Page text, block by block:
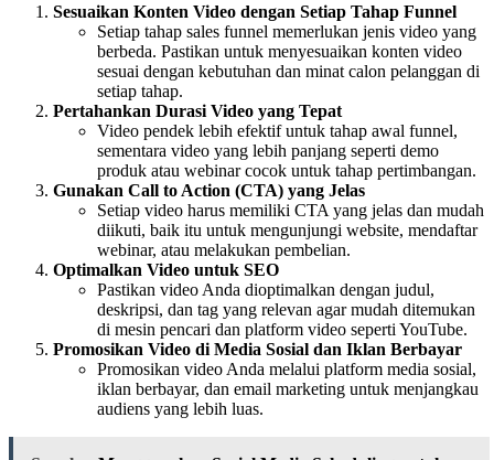
Sesuaikan Konten Video dengan Setiap Tahap Funnel
Setiap tahap sales funnel memerlukan jenis video yang
berbeda. Pastikan untuk menyesuaikan konten video
sesuai dengan kebutuhan dan minat calon pelanggan di
setiap tahap.
Pertahankan Durasi Video yang Tepat
Video pendek lebih efektif untuk tahap awal funnel,
sementara video yang lebih panjang seperti demo
produk atau webinar cocok untuk tahap pertimbangan.
Gunakan Call to Action (CTA) yang Jelas
Setiap video harus memiliki CTA yang jelas dan mudah
diikuti, baik itu untuk mengunjungi website, mendaftar
webinar, atau melakukan pembelian.
Optimalkan Video untuk SEO
Pastikan video Anda dioptimalkan dengan judul,
deskripsi, dan tag yang relevan agar mudah ditemukan
di mesin pencari dan platform video seperti YouTube.
Promosikan Video di Media Sosial dan Iklan Berbayar
Promosikan video Anda melalui platform media sosial,
iklan berbayar, dan email marketing untuk menjangkau
audiens yang lebih luas.